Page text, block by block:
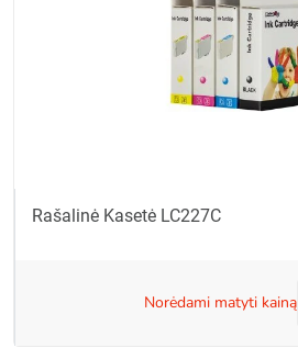
Rašalinė Kasetė LC227C
norėdami matyti kainą